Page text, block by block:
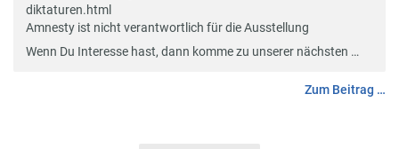
diktaturen.html
Amnesty ist nicht verantwortlich für die Ausstellung
Wenn Du Interesse hast, dann komme zu unserer nächsten …
Zum Beitrag …